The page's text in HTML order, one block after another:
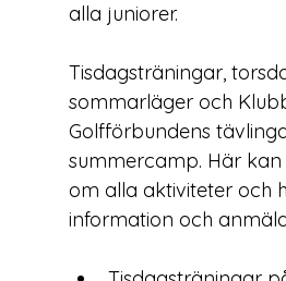
alla juniorer.
Tisdagsträningar,
sommarläger och
Golfförbundens
summercamp. Här
om alla aktiviteter och